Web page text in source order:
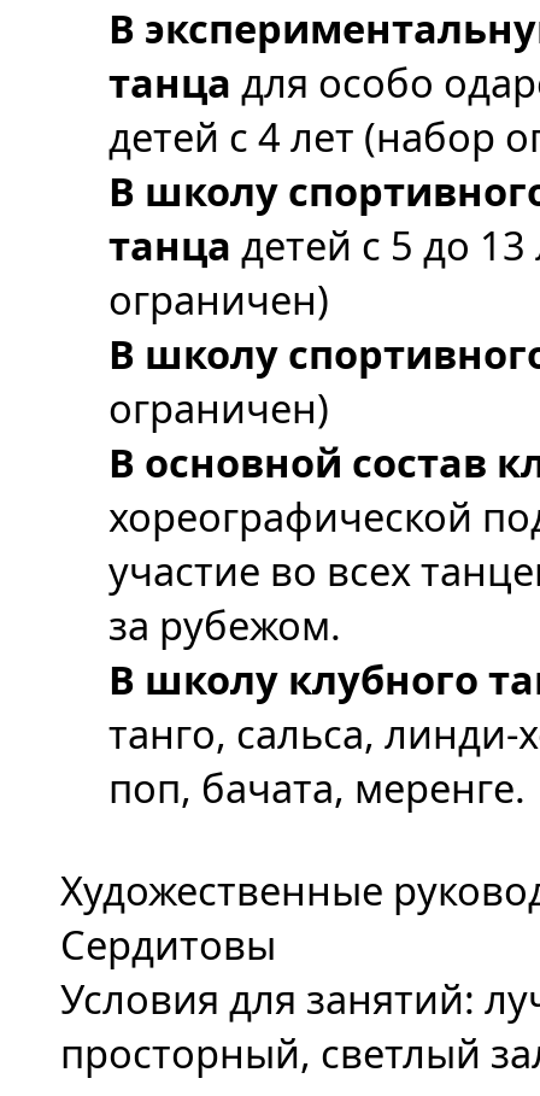
В
танца для особо
детей с 4 лет (набор
В школу
танца детей с 5 до
ограничен)
В школу
ограничен)
В основной состав
хореографической
участие во всех
за рубежом.
В школу клубного
танго, сальса,
поп, бачата, меренге.
Художественные
Сердитовы
Условия для занятий:
просторный, светлый